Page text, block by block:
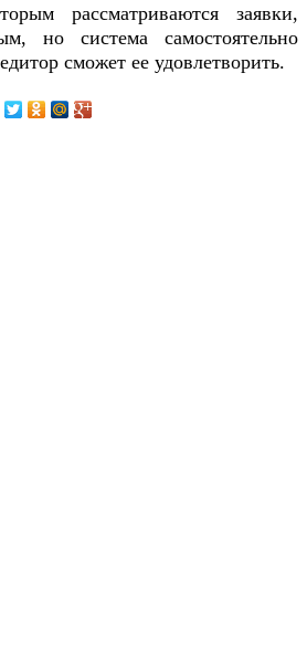
рассматриваются заявки,
но система самостоятельно
сможет ее удовлетворить.